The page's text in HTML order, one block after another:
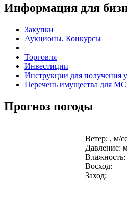
Информация для
Закупки
Аукционы, Конкурсы
Торговля
Инвестиции
Инструкции для получения
Перечень имущества для
Прогноз погоды
Ветер: , м/
Давление:
Влажность:
Восход:
Заход: